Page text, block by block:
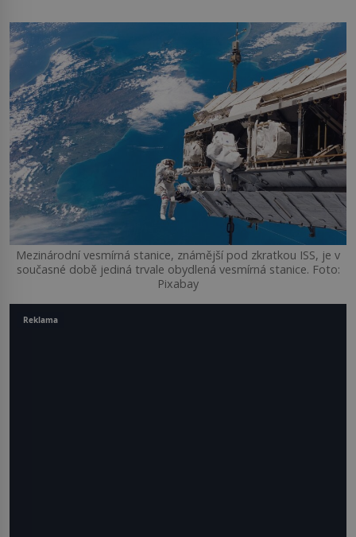
Mezinárodní vesmírná stanice, známější pod zkratkou ISS, je v
současné době jediná trvale obydlená vesmírná stanice. Foto:
Pixabay
Reklama